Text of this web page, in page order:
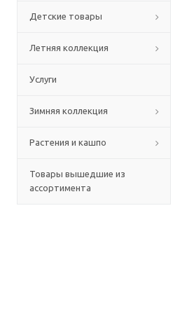
Детские товары
Летняя коллекция
Услуги
Зимняя коллекция
Растения и кашпо
Товары вышедшие из
ассортимента